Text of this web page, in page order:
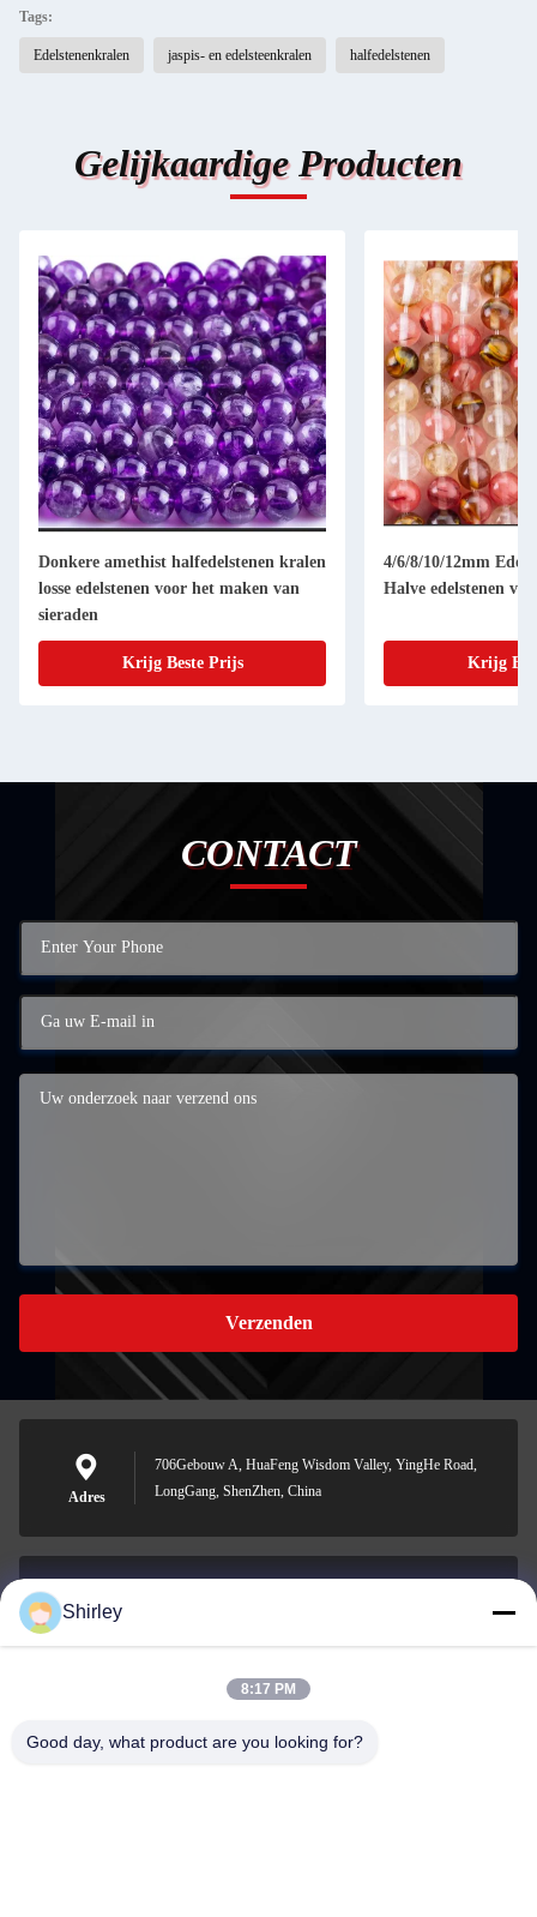
Tags:
Edelstenenkralen jaspis- en edelsteenkralen halfedelstenen
Gelijkaardige Producten
Donkere amethist halfedelstenen kralen
losse edelstenen voor het maken van
sieraden
Krijg Beste Prijs
4/6/8/10/12mm
Halve edelstenen
Krijg
CONTACT
Verzenden
Adres
706Gebouw A, HuaFeng Wisdom Valley, YingHe Road,
LongGang, ShenZhen, China
0086-18148506772
Shirley
8:17 PM
Good day, what product are you looking for?